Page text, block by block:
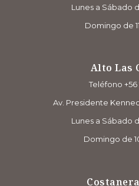
Lunes a Sábado
Domingo de
Alto Las
Teléfono +56
Av. Presidente
Lunes a Sábado
Domingo de